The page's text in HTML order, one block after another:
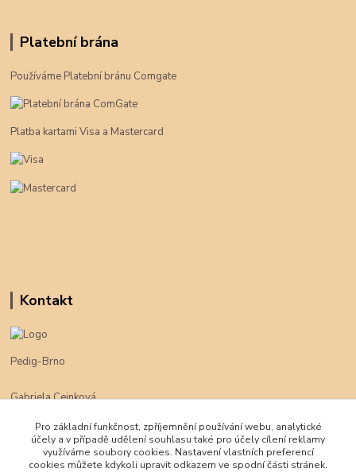
Platební brána
Používáme Platební bránu Comgate
Platba kartami Visa a Mastercard
Kontakt
Pedig-Brno
Gabriela Cejnková
klimpe@klimpe.cz
Pro základní funkčnost, zpříjemnění používání webu, analytické
účely a v případě udělení souhlasu také pro účely cílení reklamy
využíváme soubory cookies. Nastavení vlastních preferencí
cookies můžete kdykoli upravit odkazem ve spodní části stránek.